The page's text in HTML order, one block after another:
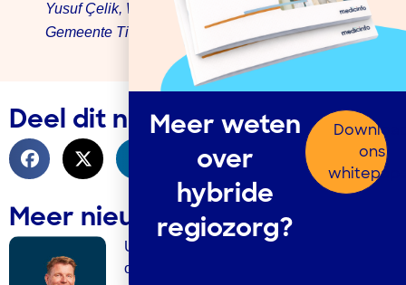
Yusuf Çelik, Wethouder Asiel en Integratie,
Gemeente Tilburg
Deel dit nieuwsbericht
Meer nieuwsberichten
Uitdagingen acute zorg vragen om hybride
organisatie
Meer weten
over
hybride
regiozorg?
ons